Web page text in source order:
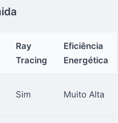
Ray
Tracing
Eficiência
Energética
Sim Muito Alta